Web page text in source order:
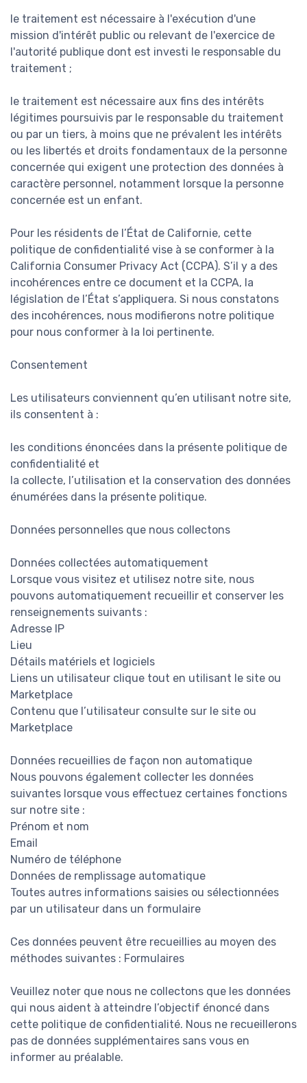
le traitement est nécessaire à l'exécution d'une
mission d'intérêt public ou relevant de l'exercice de
l'autorité publique dont est investi le responsable du
traitement ;
le traitement est nécessaire aux fins des intérêts
légitimes poursuivis par le responsable du traitement
ou par un tiers, à moins que ne prévalent les intérêts
ou les libertés et droits fondamentaux de la personne
concernée qui exigent une protection des données à
caractère personnel, notamment lorsque la personne
concernée est un enfant.
Pour les résidents de l’État de Californie, cette
politique de confidentialité vise à se conformer à la
California Consumer Privacy Act (CCPA). S’il y a des
incohérences entre ce document et la CCPA, la
législation de l’État s’appliquera. Si nous constatons
des incohérences, nous modifierons notre politique
pour nous conformer à la loi pertinente.
Consentement
Les utilisateurs conviennent qu’en utilisant notre site,
ils consentent à :
les conditions énoncées dans la présente politique de
confidentialité et
la collecte, l’utilisation et la conservation des données
énumérées dans la présente politique.
Données personnelles que nous collectons
Données collectées automatiquement
Lorsque vous visitez et utilisez notre site, nous
pouvons automatiquement recueillir et conserver les
renseignements suivants :
Adresse IP
Lieu
Détails matériels et logiciels
Liens un utilisateur clique tout en utilisant le site ou
Marketplace
Contenu que l’utilisateur consulte sur le site ou
Marketplace
Données recueillies de façon non automatique
Nous pouvons également collecter les données
suivantes lorsque vous effectuez certaines fonctions
sur notre site :
Prénom et nom
Email
Numéro de téléphone
Données de remplissage automatique
Toutes autres informations saisies ou sélectionnées
par un utilisateur dans un formulaire
Ces données peuvent être recueillies au moyen des
méthodes suivantes : Formulaires
Veuillez noter que nous ne collectons que les données
qui nous aident à atteindre l’objectif énoncé dans
cette politique de confidentialité. Nous ne recueillerons
pas de données supplémentaires sans vous en
informer au préalable.